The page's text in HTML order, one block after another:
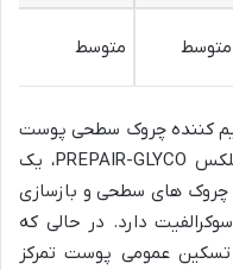
متوسط متوسط
کننده چروک سطحی پوست
اسکن اسکین به دلیل دارا بودن کمپلکس PREPAIR-GLYCO، یک
چروک های سطحی و بازسازی
دارد. در حالی که
عمومی پوست تمرکز